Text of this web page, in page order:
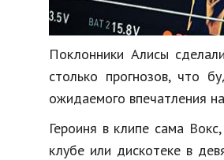
Поклонники Алисы
столько прогнозов, что
ожидаемого впечатления
Героиня в клипе сама
клубе или дискотеке в